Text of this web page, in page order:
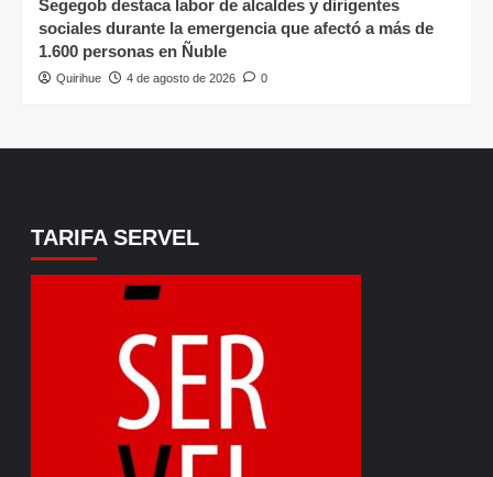
Segegob destaca labor de alcaldes y dirigentes
sociales durante la emergencia que afectó a más de
1.600 personas en Ñuble
Quirihue 4 de agosto de 2026 0
TARIFA SERVEL